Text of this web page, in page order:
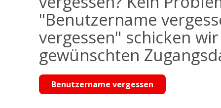
"Benutzername
vergessen" schicken
gewünschten
Benutzername vergessen